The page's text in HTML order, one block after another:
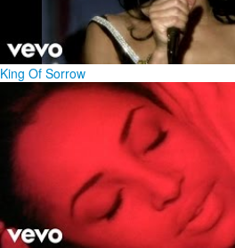
King Of Sorrow